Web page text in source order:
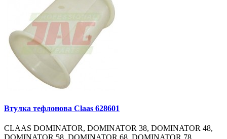
Втулка тефлонова Claas 628601
CLAAS DOMINATOR, DOMINATOR 38, DOMINATOR 48,